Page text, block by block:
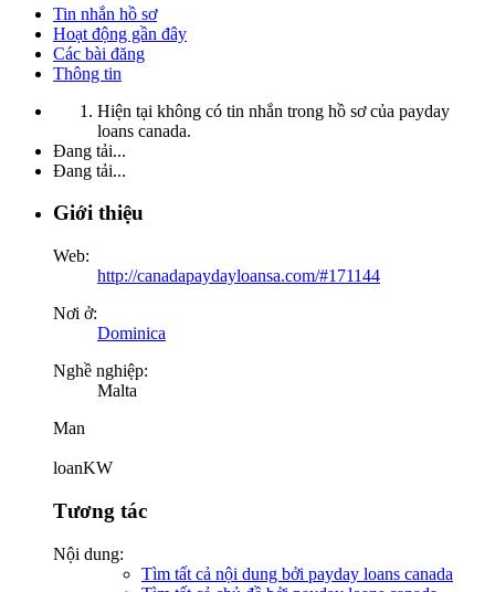
Tin nhắn hồ sơ
Hoạt động gần đây
Các bài đăng
Thông tin
Hiện tại không có tin nhắn trong hồ sơ của payday
loans canada.
Đang tải...
Đang tải...
Giới thiệu
Web:
http://canadapaydayloansa.com/#171144
Nơi ở:
Dominica
Nghề nghiệp:
Malta
Man
loanKW
Tương tác
Nội dung:
Tìm tất cả nội dung bởi payday loans canada